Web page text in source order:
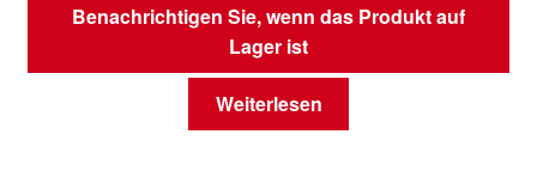
Benachrichtigen Sie, wenn das Produkt auf
Lager ist
Weiterlesen